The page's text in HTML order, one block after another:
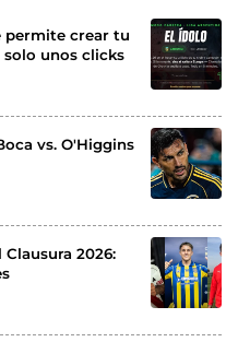
permite crear tu
unos clicks
vs. O'Higgins
2026: